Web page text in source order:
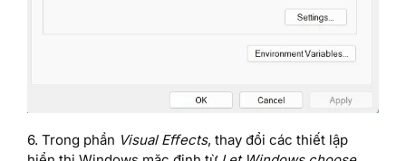
6. Trong phần Visual Effects, thay đổi các thiết lập